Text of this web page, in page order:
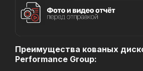
Преимущества кованых
Performance Group: